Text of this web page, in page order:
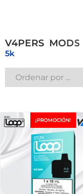
V4PERSMODS
5k
¡PROMOCIÓN!